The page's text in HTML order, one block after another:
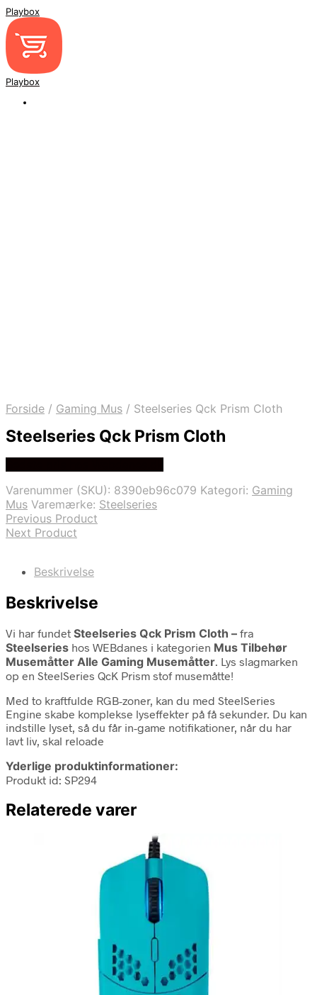
Playbox
Playbox
Forside / Gaming Mus / Steelseries Qck Prism Cloth
Steelseries Qck Prism Cloth
Varenummer (SKU): 8390eb96c079 Kategori: Gaming
Mus Varemærke: Steelseries
Previous Product
Next Product
Beskrivelse
Beskrivelse
Vi har fundet Steelseries Qck Prism Cloth – fra
Steelseries hos WEBdanes i kategorien Mus Tilbehør
Musemåtter Alle Gaming Musemåtter. Lys slagmarken
op en SteelSeries QcK Prism stof musemåtte!
Med to kraftfulde RGB-zoner, kan du med SteelSeries
Engine skabe komplekse lyseffekter på få sekunder. Du kan
indstille lyset, så du får in-game notifikationer, når du har
lavt liv, skal reloade
Yderlige produktinformationer:
Produkt id: SP294
Relaterede varer